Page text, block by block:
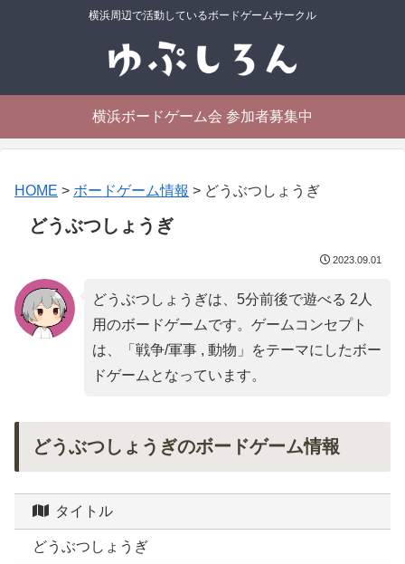
横浜周辺で活動しているボードゲームサークル
横浜ボードゲーム会 参加者募集中
HOME > ボードゲーム情報 > どうぶつしょうぎ
どうぶつしょうぎ
2023.09.01
どうぶつしょうぎは、5分前後で遊べる 2人
用のボードゲームです。ゲームコンセプト
は、「 戦争/軍事 , 動物 」をテーマにしたボー
ドゲームとなっています。
どうぶつしょうぎのボードゲーム情報
タイトル
どうぶつしょうぎ